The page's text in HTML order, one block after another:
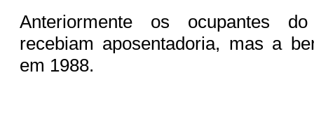
Anteriormente os ocupantes
recebiam aposentadoria, mas a
em 1988.